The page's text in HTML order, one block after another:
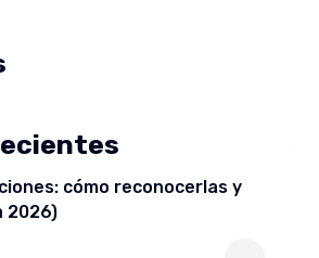
cómo reconocerlas y
2026)